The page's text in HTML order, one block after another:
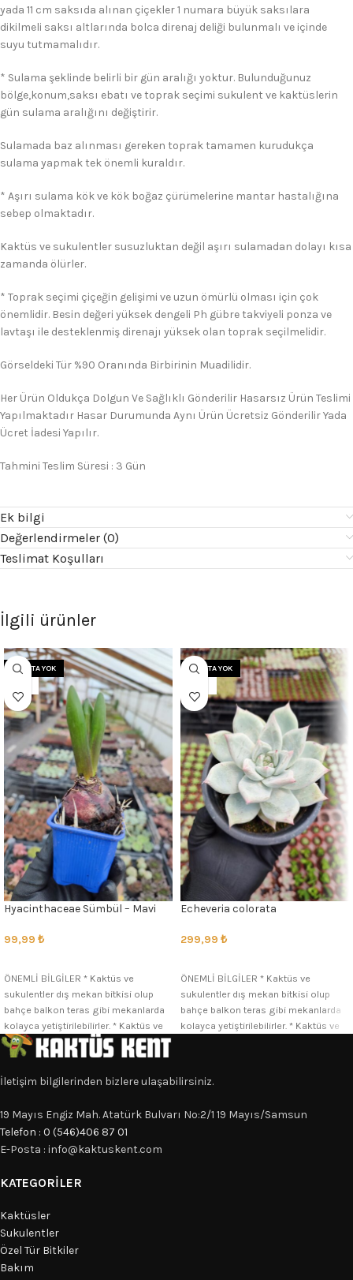
yada 11 cm saksıda alınan çiçekler 1 numara büyük saksılara
dikilmeli saksı altlarında bolca direnaj deliği bulunmalı ve içinde
suyu tutmamalıdır.
* Sulama şeklinde belirli bir gün aralığı yoktur. Bulunduğunuz
bölge,konum,saksı ebatı ve toprak seçimi sukulent ve kaktüslerin
gün sulama aralığını değiştirir.
Sulamada baz alınması gereken toprak tamamen kurudukça
sulama yapmak tek önemli kuraldır.
* Aşırı sulama kök ve kök boğaz çürümelerine mantar hastalığına
sebep olmaktadır.
Kaktüs ve sukulentler susuzluktan değil aşırı sulamadan dolayı kısa
zamanda ölürler.
* Toprak seçimi çiçeğin gelişimi ve uzun ömürlü olması için çok
önemlidir. Besin değeri yüksek dengeli Ph gübre takviyeli ponza ve
lavtaşı ile desteklenmiş direnajı yüksek olan toprak seçilmelidir.
Görseldeki Tür %90 Oranında Birbirinin Muadilidir.
Her Ürün Oldukça Dolgun Ve Sağlıklı Gönderilir Hasarsız Ürün Teslimi
Yapılmaktadır Hasar Durumunda Aynı Ürün Ücretsiz Gönderilir Yada
Ücret İadesi Yapılır.
Tahmini Teslim Süresi : 3 Gün
Ek bilgi
Değerlendirmeler (0)
Teslimat Koşulları
İlgili ürünler
STOKTA YOK
Hyacinthaceae Sümbül – Mavi
99,99 ₺
ÖNEMLİ BİLGİLER * Kaktüs ve
sukulentler dış mekan bitkisi olup
bahçe balkon teras gibi mekanlarda
kolayca yetiştirilebilirler. * Kaktüs ve
STOKTA YOK
Echeveria colorata
299,99 ₺
ÖNEMLİ BİLGİLER * Kaktüs ve
sukulentler dış mekan bitkisi olup
bahçe balkon teras gibi mekanlarda
kolayca yetiştirilebilirler. * Kaktüs ve
İletişim bilgilerinden bizlere ulaşabilirsiniz.
19 Mayıs Engiz Mah. Atatürk Bulvarı No:2/1 19 Mayıs/Samsun
Telefon : 0 (546)406 87 01
E-Posta : info@kaktuskent.com
KATEGORILER
Kaktüsler
Sukulentler
Özel Tür Bitkiler
Bakım